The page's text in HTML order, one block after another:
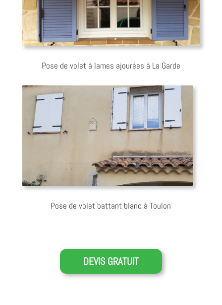
Pose de volet à lames ajourées à La Garde
Pose de volet battant blanc à Toulon
DEVIS GRATUIT